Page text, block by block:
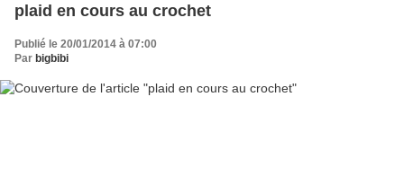
plaid en cours au crochet
Publié le 20/01/2014 à 07:00
Par bigbibi